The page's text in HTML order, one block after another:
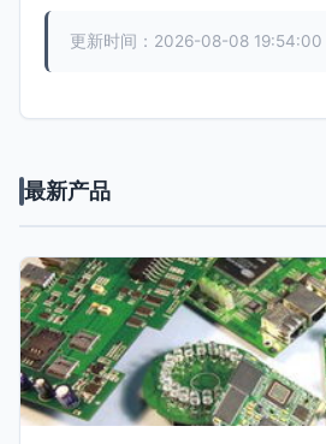
更新时间：2026-08-08 19:54:00
最新产品